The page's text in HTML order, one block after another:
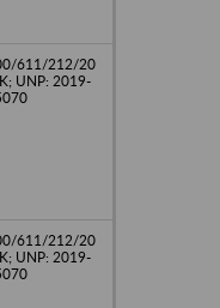
611/212/20
UNP: 2019-
611/212/20
UNP: 2019-